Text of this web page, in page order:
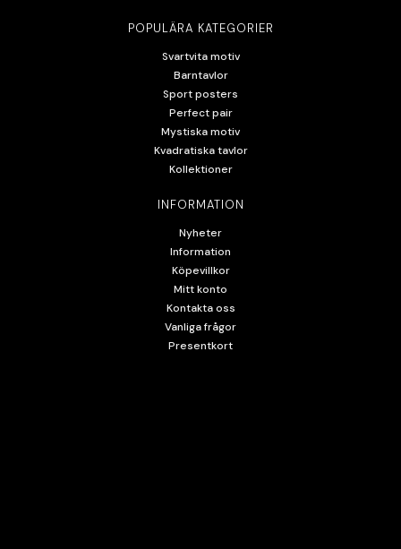
POPULÄRA KATEGORIER
Svartvita motiv
Barntavlor
Sport posters
Perfect pair
Mystiska motiv
Kvadratiska tavlor
Kollektioner
INFORMATION
Nyheter
Information
Köpevillkor
Mitt konto
Kontakta oss
Vanliga frågor
Presentkort